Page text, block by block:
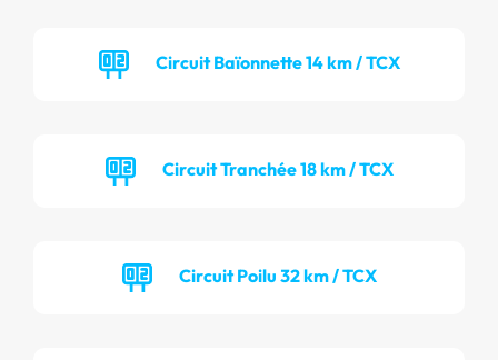
Circuit Baïonnette 14 km / TCX
Circuit Tranchée 18 km / TCX
Circuit Poilu 32 km / TCX